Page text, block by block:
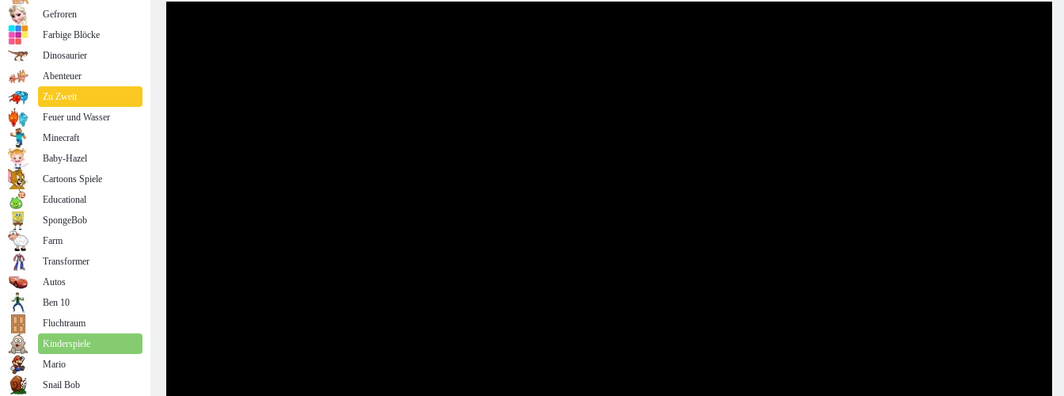
Gefroren
Farbige Blöcke
Dinosaurier
Abenteuer
Zu Zweit
Feuer und Wasser
Minecraft
Baby-Hazel
Cartoons Spiele
Educational
SpongeBob
Farm
Transformer
Autos
Ben 10
Fluchtraum
Kinderspiele
Mario
Snail Bob